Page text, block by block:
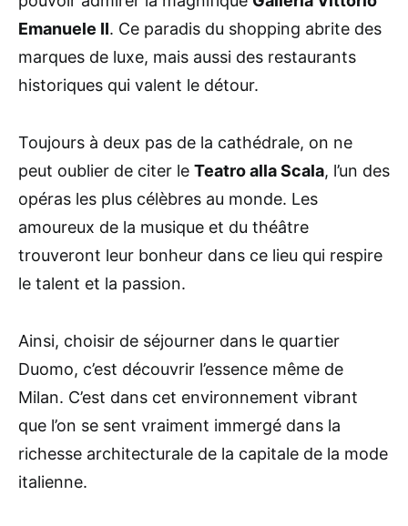
Emanuele II. Ce paradis du shopping abrite des
marques de luxe, mais aussi des restaurants
historiques qui valent le détour.
Toujours à deux pas de la cathédrale, on ne
peut oublier de citer le Teatro alla Scala, l’un des
opéras les plus célèbres au monde. Les
amoureux de la musique et du théâtre
trouveront leur bonheur dans ce lieu qui respire
le talent et la passion.
Ainsi, choisir de séjourner dans le quartier
Duomo, c’est découvrir l’essence même de
Milan. C’est dans cet environnement vibrant
que l’on se sent vraiment immergé dans la
richesse architecturale de la capitale de la mode
italienne.